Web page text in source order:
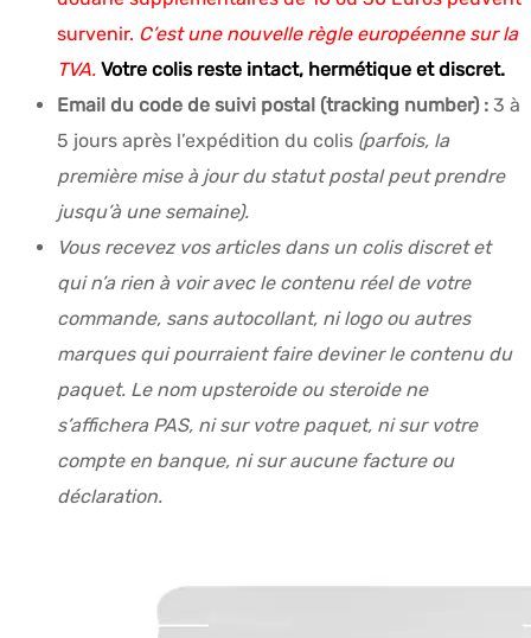
survenir. C’est une nouvelle règle européenne sur la
TVA. Votre colis reste intact, hermétique et discret.
Email du code de suivi postal (tracking number) : 3 à
5 jours après l’expédition du colis (parfois, la
première mise à jour du statut postal peut prendre
jusqu’à une semaine).
Vous recevez vos articles dans un colis discret et
qui n’a rien à voir avec le contenu réel de votre
commande, sans autocollant, ni logo ou autres
marques qui pourraient faire deviner le contenu du
paquet. Le nom upsteroide ou steroide ne
s’affichera PAS, ni sur votre paquet, ni sur votre
compte en banque, ni sur aucune facture ou
déclaration.